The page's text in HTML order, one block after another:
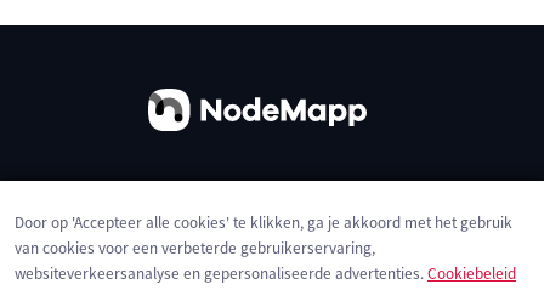
Privacybeleid Cookies
Door op 'Accepteer alle cookies' te klikken, ga je akkoord met het gebruik
van cookies voor een verbeterde gebruikerservaring,
websiteverkeersanalyse en gepersonaliseerde advertenties.Cookiebeleid